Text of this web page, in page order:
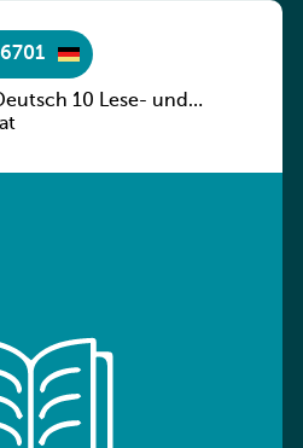
10 Lese- und